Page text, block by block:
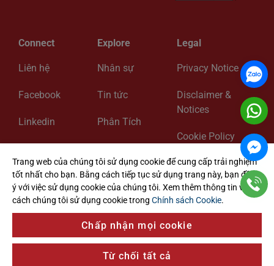
Connect
Liên hệ
Facebook
Linkedin
Explore
Nhân sự
Tin tức
Phân Tích
Legal
Privacy Notice
Disclaimer &
Notices
Cookie Policy
Cookie Settings
@ 2024 ADK Vietnam Lawyers. All Rights Reserved
Trang web của chúng tôi sử dụng cookie để cung cấp trải nghiệm
tốt nhất cho bạn. Bằng cách tiếp tục sử dụng trang này, bạn đồng
ý với việc sử dụng cookie của chúng tôi. Xem thêm thông tin về
cách chúng tôi sử dụng cookie trong Chính sách Cookie.
Chấp nhận mọi cookie
Từ chối tất cả